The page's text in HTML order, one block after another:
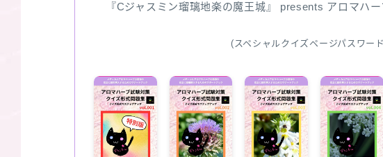
『Cジャスミン瑠璃地楽の魔王城』 presents アロマハ
(スペシャルクイズページパスワー